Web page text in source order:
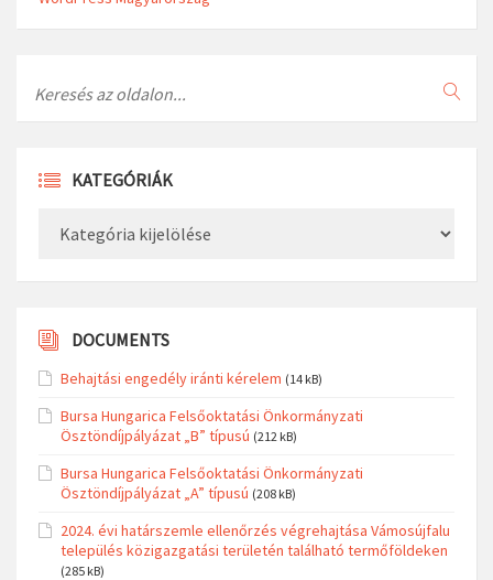
KATEGÓRIÁK
DOCUMENTS
Behajtási engedély iránti kérelem (14 kB)
Bursa Hungarica Felsőoktatási Önkormányzati
Ösztöndíjpályázat „B” típusú (212 kB)
Bursa Hungarica Felsőoktatási Önkormányzati
Ösztöndíjpályázat „A” típusú (208 kB)
2024. évi határszemle ellenőrzés végrehajtása Vámosújfalu
település közigazgatási területén található termőföldeken
(285 kB)